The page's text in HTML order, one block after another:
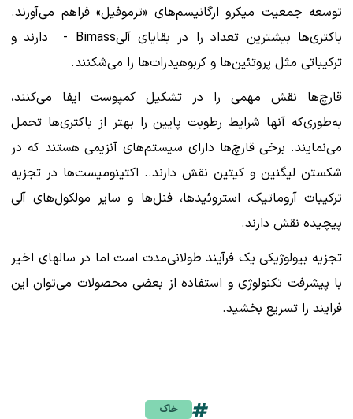
توسعه جمعیت میکرو ارگانیسم‌های «ترموفیل» فراهم می‌آورند.
باکتری‌ها بیشترین تعداد را در بقایای آلیBimass - دارند و
ترکیباتی مثل پروتئین‌ها و کربوهیدرات‌ها را می‌شکنند.
قارچ‌ها نقش مهمی را در تشکیل کمپوست ایفا می‌کنند،
به‌طوری‌که آنها شرایط رطوبت پایین را بهتر از باکتری‌ها تحمل
می‌نمایند. برخی قارچ‌ها دارای سیستم‌های آنزیمی هستند که در
شکستن لیگنین و کیتین نقش دارند.. اکتینومیست‌ها در تجزیه
ترکیبات آروماتیک، استروئیدها، فنل‌ها و سایر مولکول‌های آلی
پیچیده نقش دارند.
تجزیه بیولوژیکی یک فرآیند طولانی‌مدت است اما در سال‎های اخیر
با پیشرفت تکنولوژی و استفاده از بعضی محصولات می‌توان این
فرایند را تسریع بخشید.
خاک